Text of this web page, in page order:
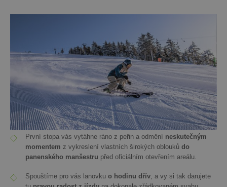
První stopa vás vytáhne ráno z peřin a odmění neskutečným
momentem z vykreslení vlastních širokých oblouků do
panenského manšestru před oficiálním otevřením areálu.
Spouštíme pro vás lanovku o hodinu dřív, a vy si tak darujete